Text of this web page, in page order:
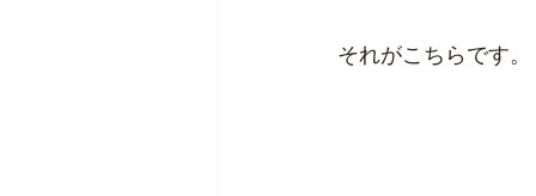
それがこちらです。